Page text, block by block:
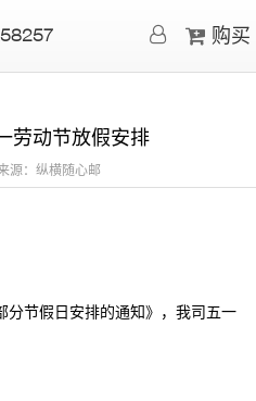
购买
劳动节放假安排
源：纵横随心邮
分节假日安排的通知》，我司五一